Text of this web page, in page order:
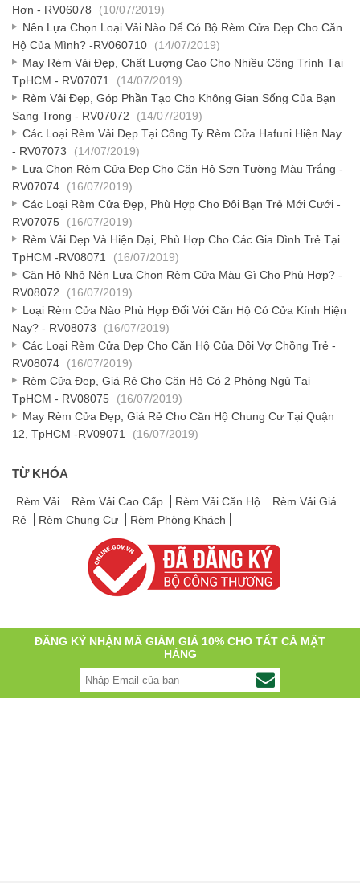
Hơn - RV06078
(10/07/2019)
Nên Lựa Chọn Loại Vải Nào Để Có Bộ Rèm Cửa Đẹp Cho Căn
Hộ Của Mình? -RV060710
(14/07/2019)
May Rèm Vải Đẹp, Chất Lượng Cao Cho Nhiều Công Trình Tại
TpHCM - RV07071
(14/07/2019)
Rèm Vải Đẹp, Góp Phần Tạo Cho Không Gian Sống Của Bạn
Sang Trọng - RV07072
(14/07/2019)
Các Loại Rèm Vải Đẹp Tại Công Ty Rèm Cửa Hafuni Hiện Nay
- RV07073
(14/07/2019)
Lựa Chọn Rèm Cửa Đẹp Cho Căn Hộ Sơn Tường Màu Trắng -
RV07074
(16/07/2019)
Các Loại Rèm Cửa Đẹp, Phù Hợp Cho Đôi Bạn Trẻ Mới Cưới -
RV07075
(16/07/2019)
Rèm Vải Đẹp Và Hiện Đại, Phù Hợp Cho Các Gia Đình Trẻ Tại
TpHCM -RV08071
(16/07/2019)
Căn Hộ Nhỏ Nên Lựa Chọn Rèm Cửa Màu Gì Cho Phù Hợp? -
RV08072
(16/07/2019)
Loại Rèm Cửa Nào Phù Hợp Đối Với Căn Hộ Có Cửa Kính Hiện
Nay? - RV08073
(16/07/2019)
Các Loại Rèm Cửa Đẹp Cho Căn Hộ Của Đôi Vợ Chồng Trẻ -
RV08074
(16/07/2019)
Rèm Cửa Đẹp, Giá Rẻ Cho Căn Hộ Có 2 Phòng Ngủ Tại
TpHCM - RV08075
(16/07/2019)
May Rèm Cửa Đẹp, Giá Rẻ Cho Căn Hộ Chung Cư Tại Quận
12, TpHCM -RV09071
(16/07/2019)
TỪ KHÓA
Rèm Vải Rèm Vải Cao Cấp Rèm Vải Căn Hộ
Rèm Vải Giá
Rẻ
Rèm Chung Cư Rèm Phòng Khách
ĐĂNG KÝ NHẬN MÃ GIẢM GIÁ 10% CHO TẤT CẢ MẶT
HÀNG